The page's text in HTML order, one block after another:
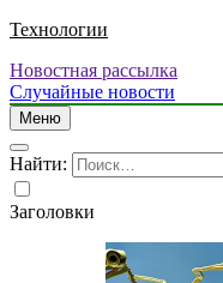
Технологии
Новостная рассылка
Случайные новости
Меню
Найти:
Заголовки